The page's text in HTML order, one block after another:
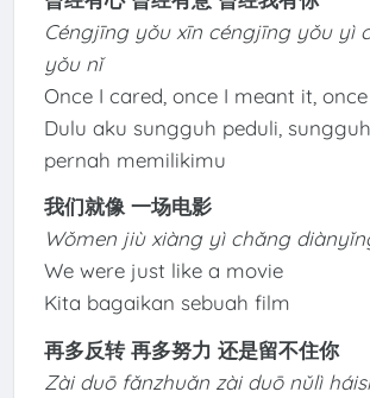
Céngjīng yǒu xīn céngjīng yǒu yì
yǒu nǐ
Once I cared, once I meant it,
Dulu aku sungguh peduli,
pernah memilikimu
我们就像 一场电影
Wǒmen jiù xiàng yì chǎng
We were just like a movie
Kita bagaikan sebuah film
再多反转 再多努力 还是留不住你
Zài duō fǎnzhuǎn zài duō nǔlì